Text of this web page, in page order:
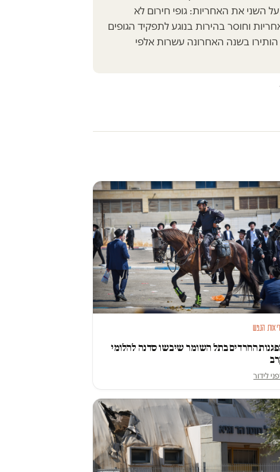
על השני את האחריות: גופי חירום לא
וחוסר בהירות בנוגע לתפקיד הגופים
הותירו בשנה האחרונה עשרות אלפי
הנפש
החרדים בתל השומר שיבשו סדנה להלומי
לידור